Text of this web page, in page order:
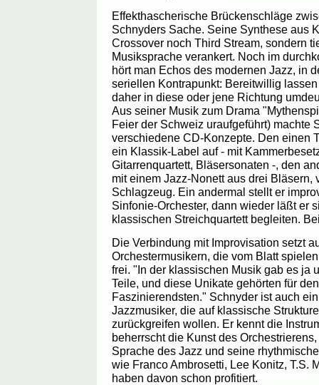
Effekthascherische Brückenschläge
Schnyders Sache. Seine Synthese aus
Crossover noch Third Stream, sondern
Musiksprache verankert. Noch im
hört man Echos des modernen Jazz, in
seriellen Kontrapunkt: Bereitwillig
daher in diese oder jene Richtung
Aus seiner Musik zum Drama
Feier der Schweiz uraufgeführt) machte
verschiedene CD-Konzepte. Den einen
ein Klassik-Label auf - mit
Gitarrenquartett, Bläsersonaten -, den
mit einem Jazz-Nonett aus drei Bläsern,
Schlagzeug. Ein andermal stellt er
Sinfonie-Orchester, dann wieder läßt er
klassischen Streichquartett begleiten.
Die Verbindung mit Improvisation setzt
Orchestermusikern, die vom Blatt
frei. "In der klassischen Musik gab es ja
Teile, und diese Unikate gehörten für
Faszinierendsten." Schnyder ist auch
Jazzmusiker, die auf klassische
zurückgreifen wollen. Er kennt die
beherrscht die Kunst des
Sprache des Jazz und seine
wie Franco Ambrosetti, Lee Konitz, T.S.
haben davon schon profitiert.